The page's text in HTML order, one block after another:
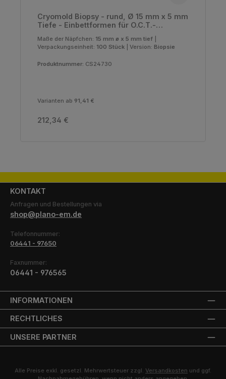
Cryomold Biopsy - rund, Ø 15 mm x 5 mm
Tiefe - Einbettformen für O.C.T.-
Maße der Näpfchen: 15 mm ø x 5 mm tief
Verpackungseinheit: 100 Stück Version: Biopsie
Produktnummer: CS24730
Varianten ab 91,41 €
Regulärer Preis:
212,34 €
KONTAKT
Anfragen und Bestellungen via
shop@plano-em.de
Telefonnummer:
06441 - 97650
Faxnummer:
06441 - 976565
INFORMATIONEN
RECHTLICHES
UNSERE PARTNER
Alle Preise exkl. gesetzl. Mehrwertsteuer zzgl. Versandkosten und ggf.